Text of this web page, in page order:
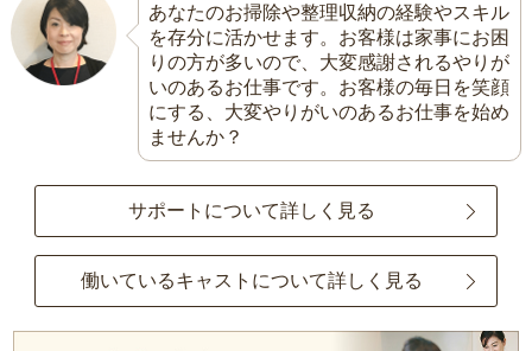
あなたのお掃除や整理収納の経験やスキル
を存分に活かせます。お客様は家事にお困
りの方が多いので、大変感謝されるやりが
いのあるお仕事です。お客様の毎日を笑顔
にする、大変やりがいのあるお仕事を始め
ませんか？
サポートについて詳しく見る
働いているキャストについて詳しく見る